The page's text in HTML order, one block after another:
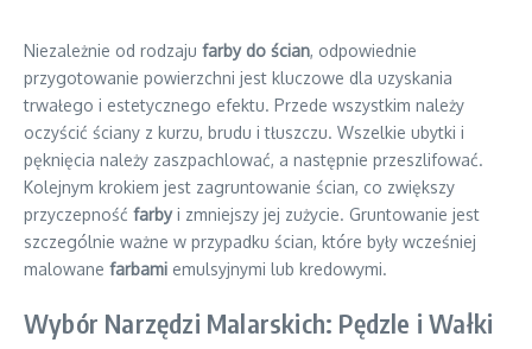
Niezależnie od rodzaju farby do ścian, odpowiednie
przygotowanie powierzchni jest kluczowe dla uzyskania
trwałego i estetycznego efektu. Przede wszystkim należy
oczyścić ściany z kurzu, brudu i tłuszczu. Wszelkie ubytki i
pęknięcia należy zaszpachlować, a następnie przeszlifować.
Kolejnym krokiem jest zagruntowanie ścian, co zwiększy
przyczepność farbyi zmniejszy jej zużycie. Gruntowanie jest
szczególnie ważne w przypadku ścian, które były wcześniej
malowane farbami emulsyjnymi lub kredowymi.
Wybór Narzędzi Malarskich: Pędzle i Wałki